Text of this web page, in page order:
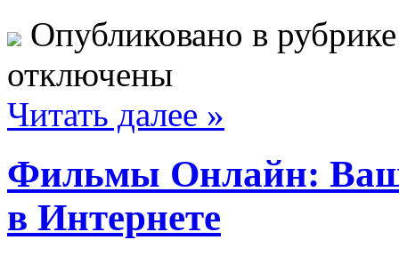
Опубликовано в
отключены
Читать далее »
Фильмы Онлайн:
в Интернете